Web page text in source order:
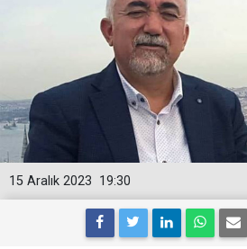
19:30
15 Aralık 2023